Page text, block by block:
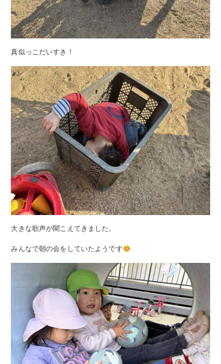
真似っこだいすき！
大きな歌声が聞こえてきました。
みんなで朝の会をしていたようです